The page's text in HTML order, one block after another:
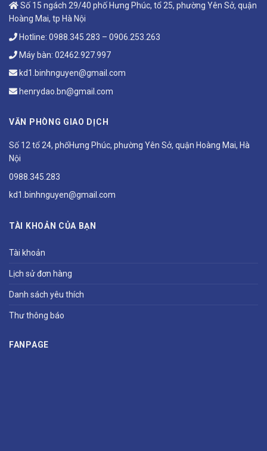
Số 15 ngách 29/40 phố Hưng Phúc, tổ 25, phường Yên Sở, quận
Hoàng Mai, tp Hà Nội
Hotline: 0988.345.283 – 0906.253.263
Máy bàn: 02462.927.997
kd1.binhnguyen@gmail.com
henrydao.bn@gmail.com
VĂN PHÒNG GIAO DỊCH
Số 12 tổ 24, phốHưng Phúc, phường Yên Sở, quận Hoàng Mai, Hà
Nội
0988.345.283
kd1.binhnguyen@gmail.com
TÀI KHOẢN CỦA BẠN
Tài khoản
Lịch sử đơn hàng
Danh sách yêu thích
Thư thông báo
FANPAGE